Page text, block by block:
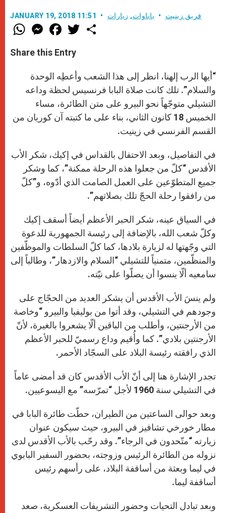
JANUARY 19, 2018 11:51 فريق زينيت باباوات, زيارات
W
h
t
s
p
p
M
e
s
e
g
e
r
F
a
e
b
o
k
w
Share this Entry
“أيها الرب إلهنا، انظر إلى هذا الشعب وأعطِه الوحدة
والسلام”. تلك كانت صلاة البابا فرنسيس لحظة وداعه
التشيلي متوجّهاً نحو البيرو على متن الطائرة، مساء
الخميس 18 كانون الثاني، بناء على ما كتبته آن كوريان من
القسم الفرنسي في زينيت.
في التفاصيل، وبعد الاحتفال بالقداس في إكيك، شكر الأب
الأقدس “كلّ من جعلوا هذه الرحلة ممكنة”، كما وشكر
جميع المتطوّعين على العمل الصامت الذي أدّوه، و”كلّ
من رافقوا رحلة الحجّ تلك بصلاتهم”.
في السياق عينه، شكر الحبر الأعظم أيضاً أسقف إكيك
وكلّ شعب الله، بالإضافة إلى رئيسة الجمهورية للدعوة
التي وجّهتها له لزيارة بلادها، كما كلّ السلطات والموظّفين
والمنظّمين، متمنياً للتشيلي “السلام والازدهار”، وطالباً إلى
سامعيه ألّا ينسوا أن يصلّوا على نيّته.
ولم ينسَ الأب الأقدس أن يشكر العديد من الحجّاج على
وجودهم في التشيلي، وقد أتوا من بوليفيا والبيرو “وخاصة
من الأرجنتين، وأطلب من الباقين ألّا يشعروا بالغيرة، لأنّ
الأرجنتين بلادي”. كما وأُقيم وداع رسميّ للحبر الأعظم
الذي رافقته رئيسة البلاد على السجّاد الأحمر.
تجدر الإشارة هنا إلى أنّ الأب الأقدس كان قد أمضى عاماً
في التشيلي سنة 1960 لأجل “تمرّسه” مع اليسوعيين.
وبعد حوالى الساعتين من الطيران، حطّت طائرة البابا في
مطار خورخي تشافيز في البيرو، حيث سيكون عنوان
زيارته “متّحدون في الرجاء”. وقد رحّب بالأب الأقدس لدى
نزوله من الطائرة الرئيس وزوجته، بحضور السفير البابوي
في ليما وبعثة من أساقفة البلاد، على رأسهم رئيس
أساقفة ليما.
وبعد تبادل التحيات وحضور التشريفات العسكرية، صعد